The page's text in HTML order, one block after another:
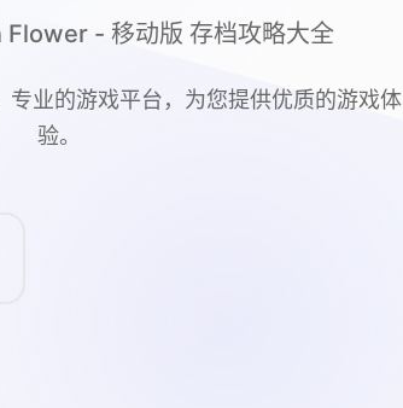
- 移动版 存档攻略大全
业的游戏平台，为您提供优质的游戏体
验。